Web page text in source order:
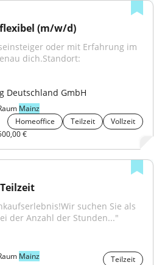
(m/w/d)
dich.Standort:
Deutschland GmbH
Mainz
Homeoffice
Teilzeit
Vollzeit
€
der Anzahl der Stunden..."
Mainz
Teilzeit